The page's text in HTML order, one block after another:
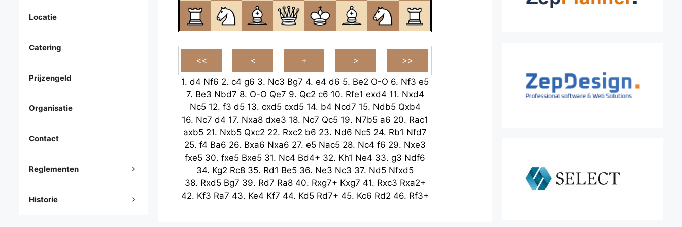
1. d4 Nf6 2. c4 g6 3. Nc3 Bg7 4. e4 d6 5. Be2 O-O 6. Nf3 e5
7. Be3 Nbd7 8. O-O Qe7 9. Qc2 c6 10. Rfe1 exd4 11. Nxd4
Nc5 12. f3 d5 13. cxd5 cxd5 14. b4 Ncd7 15. Ndb5 Qxb4
16. Nc7 d4 17. Nxa8 dxe3 18. Nc7 Qc5 19. N7b5 a6 20. Rac1
axb5 21. Nxb5 Qxc2 22. Rxc2 b6 23. Nd6 Nc5 24. Rb1 Nfd7
25. f4 Ba6 26. Bxa6 Nxa6 27. e5 Nac5 28. Nc4 f6 29. Nxe3
fxe5 30. fxe5 Bxe5 31. Nc4 Bd4+ 32. Kh1 Ne4 33. g3 Ndf6
34. Kg2 Rc8 35. Rd1 Be5 36. Ne3 Nc3 37. Nd5 Nfxd5
38. Rxd5 Bg7 39. Rd7 Ra8 40. Rxg7+ Kxg7 41. Rxc3 Rxa2+
42. Kf3 Ra7 43. Ke4 Kf7 44. Kd5 Rd7+ 45. Kc6 Rd2 46. Rf3+
Locatie
Catering
Prijzengeld
Organisatie
Contact
Reglementen
Historie